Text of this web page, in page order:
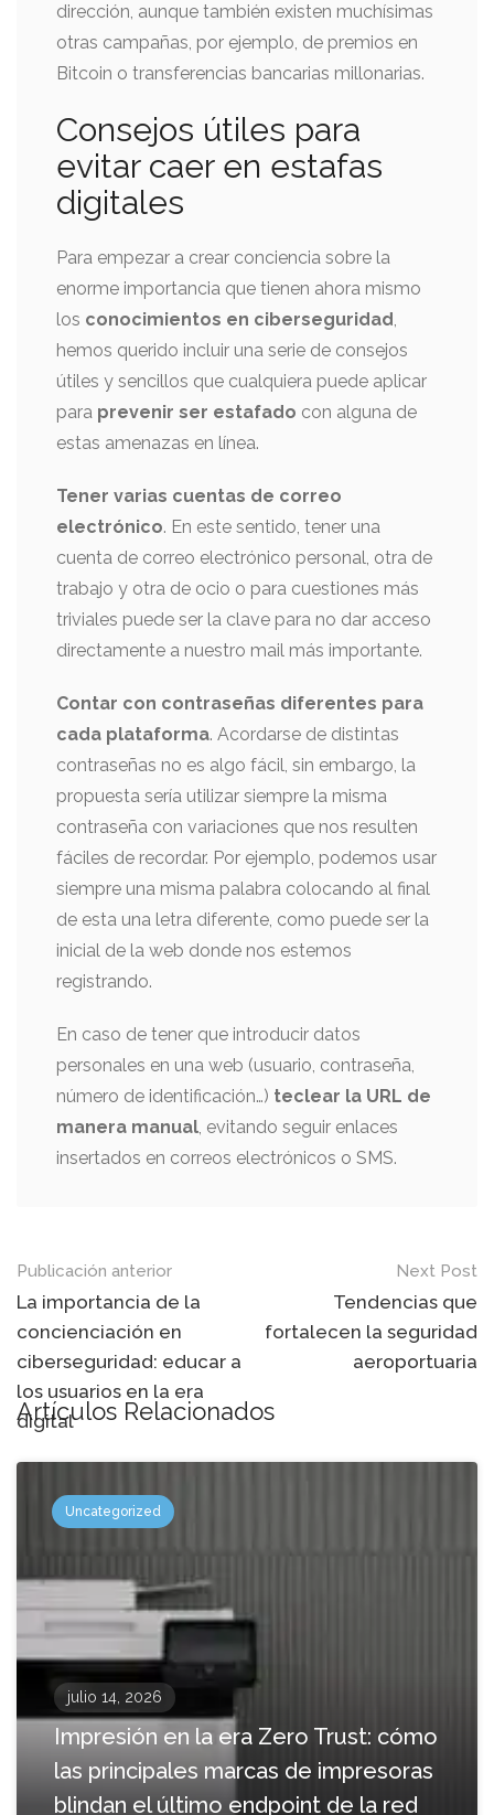
dirección, aunque también existen muchísimas
otras campañas, por ejemplo, de premios en
Bitcoin o transferencias bancarias millonarias.
Consejos útiles para
evitar caer en estafas
digitales
Para empezar a crear conciencia sobre la
enorme importancia que tienen ahora mismo
los conocimientos en ciberseguridad,
hemos querido incluir una serie de consejos
útiles y sencillos que cualquiera puede aplicar
para prevenir ser estafado con alguna de
estas amenazas en línea.
Tener varias cuentas de correo
electrónico. En este sentido, tener una
cuenta de correo electrónico personal, otra de
trabajo y otra de ocio o para cuestiones más
triviales puede ser la clave para no dar acceso
directamente a nuestro mail más importante.
Contar con contraseñas diferentes para
cada plataforma. Acordarse de distintas
contraseñas no es algo fácil, sin embargo, la
propuesta sería utilizar siempre la misma
contraseña con variaciones que nos resulten
fáciles de recordar. Por ejemplo, podemos usar
siempre una misma palabra colocando al final
de esta una letra diferente, como puede ser la
inicial de la web donde nos estemos
registrando.
En caso de tener que introducir datos
personales en una web (usuario, contraseña,
número de identificación…) teclear la URL de
manera manual, evitando seguir enlaces
insertados en correos electrónicos o SMS.
Mensaje
de
navegación
Publicación anterior
La importancia de la
concienciación en
ciberseguridad: educar a
los usuarios en la era
digital
Next Post
Tendencias que
fortalecen la seguridad
aeroportuaria
Artículos Relacionados
Uncategorized
julio 14, 2026
Impresión en la era Zero Trust: cómo
las principales marcas de impresoras
blindan el último endpoint de la red